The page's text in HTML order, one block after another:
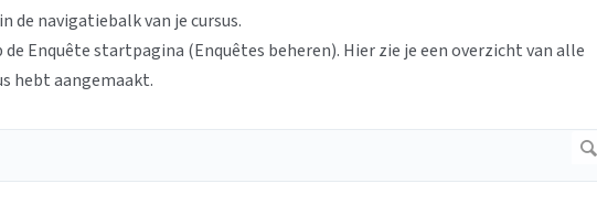
in de navigatiebalk van je cursus.
de Enquête startpagina (Enquêtes beheren). Hier zie je een overzicht van alle
hebt aangemaakt.